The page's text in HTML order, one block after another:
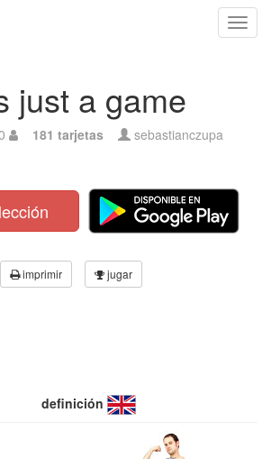
just a game
181 tarjetas sebastianczupa
imprimir jugar
definición